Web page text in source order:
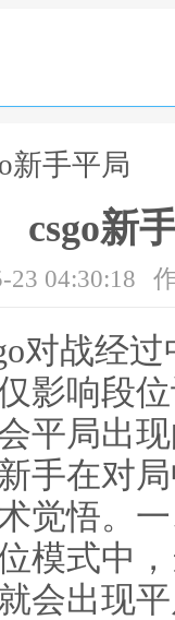
新手平局
csgo新
23 04:30:18
对战经
影响段
平局出
手在对
觉悟。
模式中
会出现